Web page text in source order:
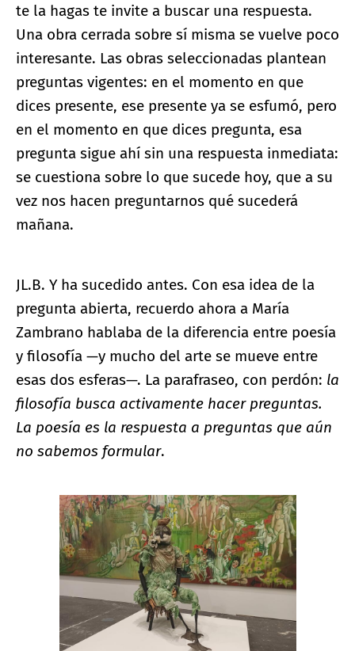
te la hagas te invite a buscar una respuesta.
Una obra cerrada sobre sí misma se vuelve poco
interesante. Las obras seleccionadas plantean
preguntas vigentes: en el momento en que
dices presente, ese presente ya se esfumó, pero
en el momento en que dices pregunta, esa
pregunta sigue ahí sin una respuesta inmediata:
se cuestiona sobre lo que sucede hoy, que a su
vez nos hacen preguntarnos qué sucederá
mañana.
JL.B. Y ha sucedido antes. Con esa idea de la
pregunta abierta, recuerdo ahora a María
Zambrano hablaba de la diferencia entre poesía
y filosofía —y mucho del arte se mueve entre
esas dos esferas—. La parafraseo, con perdón: la
filosofía busca activamente hacer preguntas.
La poesía es la respuesta a preguntas que aún
no sabemos formular.
Ampliar imagen